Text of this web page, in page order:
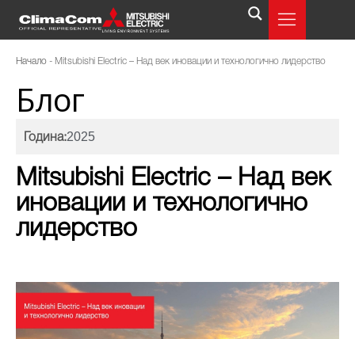
Начало - Mitsubishi Electric – Над век иновации и технологично лидерство
Блог
Година:2025
Mitsubishi Electric – Над век
иновации и технологично
лидерство